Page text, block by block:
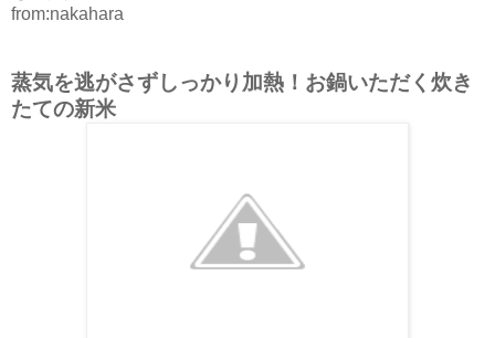
from:nakahara
蒸気を逃がさずしっかり加熱！お鍋いただく炊き
たての新米